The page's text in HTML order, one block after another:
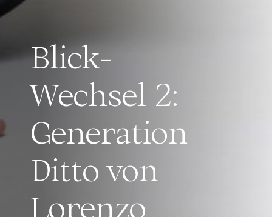
Blick-
Wechsel 2:
Generation
Ditto von
Lorenzo